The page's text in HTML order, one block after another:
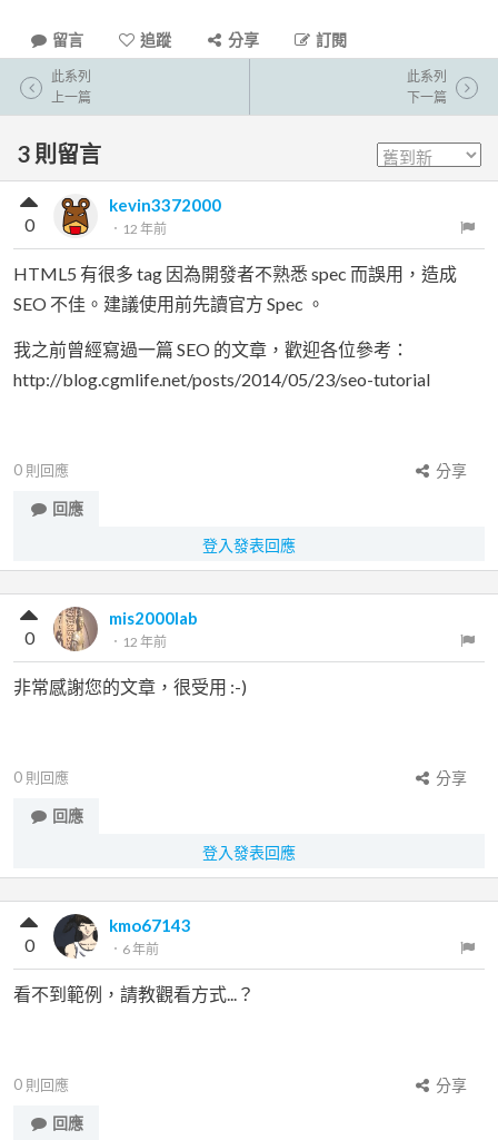
留言 追蹤 分享 訂閱
此系列
上一篇
此系列
下一篇
3 則留言
kevin3372000
． 12 年前
0
HTML5 有很多 tag 因為開發者不熟悉 spec 而誤用，造成
SEO 不佳。建議使用前先讀官方 Spec 。
我之前曾經寫過一篇 SEO 的文章，歡迎各位參考：
http://blog.cgmlife.net/posts/2014/05/23/seo-tutorial
0 則回應
分享
回應
登入發表回應
mis2000lab
． 12 年前
0
非常感謝您的文章，很受用 :-)
0 則回應
分享
回應
登入發表回應
kmo67143
． 6 年前
0
看不到範例，請教觀看方式...？
0 則回應
分享
回應